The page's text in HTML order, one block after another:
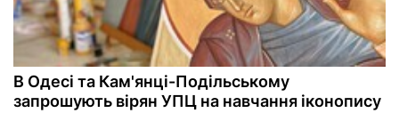
В Одесі та Кам'янці-Подільському
запрошують вірян УПЦ на навчання іконопису